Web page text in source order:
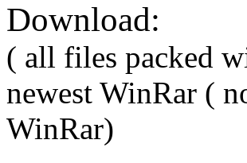
Download:
( all files packed
newest WinRar (
WinRar)